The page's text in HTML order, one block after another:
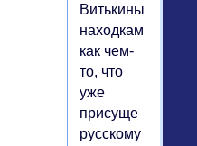
Витькиными
находками
как чем-
то, что
уже
присуще
русскому